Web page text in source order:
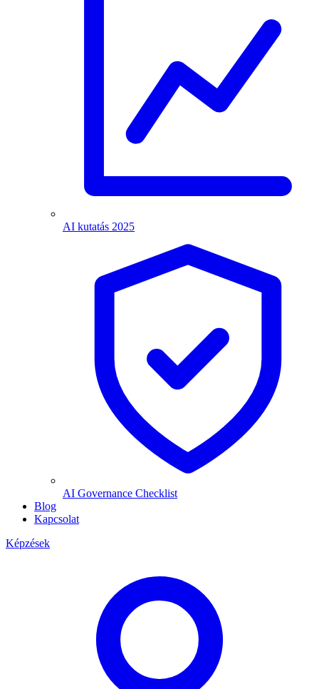
AI kutatás 2025
AI Governance Checklist
Blog
Kapcsolat
Képzések